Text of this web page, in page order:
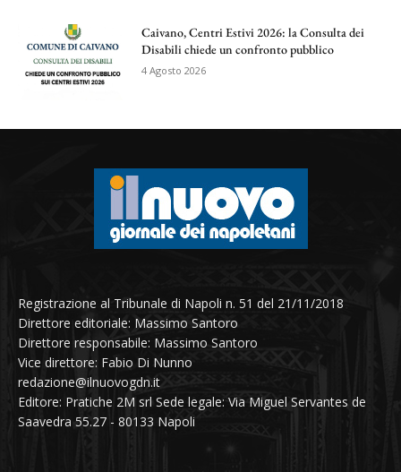
Caivano, Centri Estivi 2026: la Consulta dei
Disabili chiede un confronto pubblico
4 Agosto 2026
Registrazione al Tribunale di Napoli n. 51 del 21/11/2018
Direttore editoriale: Massimo Santoro
Direttore responsabile: Massimo Santoro
Vice direttore: Fabio Di Nunno
redazione@ilnuovogdn.it
Editore: Pratiche 2M srl Sede legale: Via Miguel Servantes de
Saavedra 55.27 - 80133 Napoli